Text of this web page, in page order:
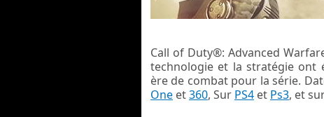
Call of Duty®: Advanced
technologie et la stratégie ont
ère de combat pour la série.
One et360, Sur PS4 et Ps3, et